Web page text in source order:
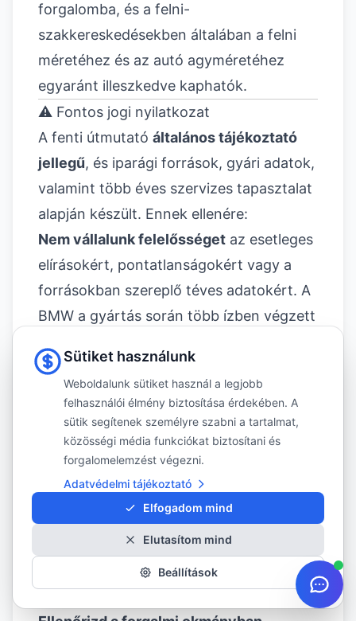
forgalomba, és a felni-
szakkereskedésekben általában a felni
méretéhez és az autó agyméretéhez
egyaránt illeszkedve kaphatók.
⚠️ Fontos jogi nyilatkozat
A fenti útmutató általános tájékoztató
jellegű, és iparági források, gyári adatok,
valamint több éves szervizes tapasztalat
alapján készült. Ennek ellenére:
Nem vállalunk felelősséget az esetleges
elírásokért, pontatlanságokért vagy a
forrásokban szereplő téves adatokért. A
BMW a gyártás során több ízben végzett
opcionális tengelytávolság)
változtatásokat, ezért egy konkrét autó
adataieltérhetneka cikkben szereplő
általánosításoktól.
Vásárlás és felniszerelés előtt minden
esetben javasoljuk:
Mérd meg az autód kerékagyának
pontos átmérőjéttolómérővel (vagy kérd
meg a szakszervízt), és vesd össze az
Sütiket használunk
Weboldalunk sütiket használ a legjobb
felhasználói élmény biztosítása érdekében. A
sütik segítenek személyre szabni a tartalmat,
közösségi média funkciókat biztosítani és
forgalomelemzést végezni.
Adatvédelmi tájékoztató
Elfogadom mind
Elutasítom mind
Beállítások